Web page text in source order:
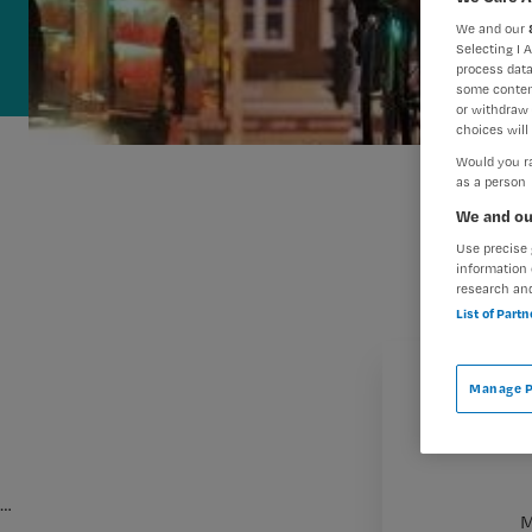
…
We and our
Selecting I
process
some
or withdraw
choices will
Would you
as a person
We and
Use
information
research
List of
Manage